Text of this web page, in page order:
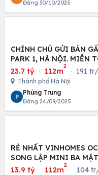
Đăng 30/10/2025
CHÍNH CHỦ GỬI BÁN
PARK 1, HÀ NỘI. MIỄN
23.7 tỷ · 112m
2
· 191
Thành phố Hà Nội
P
Phùng Trung
Đăng 24/09/2025
RẺ NHẤT VINHOMES
SONG LẬP MINI BA
13.9 tỷ · 112m
2
· 104